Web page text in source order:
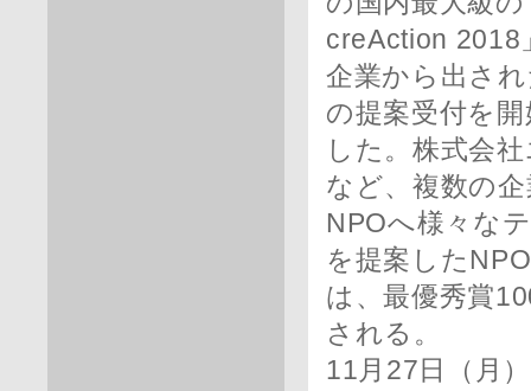
creAction 2018
企業から出さ
の提案受付を開
した。株式会
など、複数の
NPOへ様々な
を提案した
は、最優秀賞
される。
11月27日（月